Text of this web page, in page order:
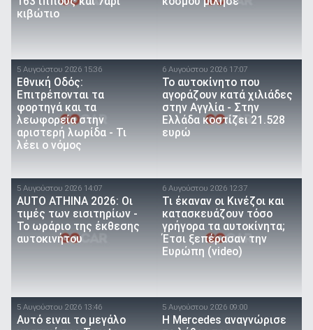
κιβώτιο
5 Αυγούστου 2026 15:36
Εθνική Οδός:
Επιτρέπονται τα
φορτηγά και τα
λεωφορεία στην
αριστερή λωρίδα - Τι
λέει ο νόμος
6 Αυγούστου 2026 17:07
To αυτοκίνητο που
αγοράζουν κατά χιλιάδες
στην Αγγλία - Στην
Ελλάδα κοστίζει 21.528
ευρώ
5 Αυγούστου 2026 14:07
AUTO ATHINA 2026: Οι
τιμές των εισιτηρίων -
Το ωράριο της έκθεσης
αυτοκινήτου
6 Αυγούστου 2026 12:37
Τι έκαναν οι Κινέζοι και
κατασκευάζουν τόσο
γρήγορα τα αυτοκίνητα;
Έτσι ξεπέρασαν την
Ευρώπη (video)
5 Αυγούστου 2026 13:46
Αυτό ειναι τo μεγάλο
5 Αυγούστου 2026 09:00
Η Mercedes αναγνώρισε